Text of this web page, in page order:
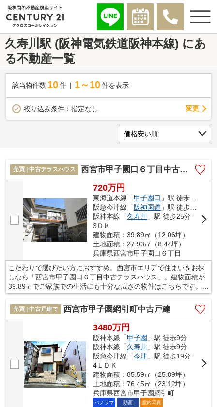
久寿川駅 (阪神電気鉄道阪神本線) にあ
る不動産一覧
該当物件数 10件 1～10 件を表示
絞り込み条件： 指定なし 変更
売買 | 中古テラスハウス 西宮市甲子園口６丁目中古テラスハウス
720万円
東海道本線「甲子園口 」駅 徒歩9分
阪急今津線「 阪神国道 」駅 徒歩18分
阪神本線「久寿川
」駅 徒歩25分
3ＤＫ
建物面積：39.89㎡（12.06坪）
土地面積：27.93㎡（8.44坪）
兵庫県西宮市甲子園口６丁目
こだわりで選びたい方におすすめ。西宮市エリアで住まいをお探
しなら「西宮市甲子園口６丁目中古テラスハウス」。建物面積が
39.89㎡でご家族での生活にも十分な広さの物件はこちらです。需
要の高い、駅近の物件となっており、徒歩9分となっています。斜
面傾斜がない平坦地でおいしい作物を育ててみませんか。マイホ
ームを求めるのであれば、西宮市の東海道・山陽本線甲子園口周
辺をご検討ください。きっと充実した暮らしを送ることができる
売買 | 中古戸建て 西宮市甲子園網引町中古戸建
3480万円
阪神本線「甲子園 」駅 徒歩9分
阪神本線「久寿川
」駅 徒歩9分
阪急今津線「今津 」駅 徒歩19分
4ＬＤＫ
建物面積：85.59㎡（25.89坪）
土地面積：76.45㎡（23.12坪）
兵庫県西宮市甲子園網引町
パノラマ 動画 室内写真